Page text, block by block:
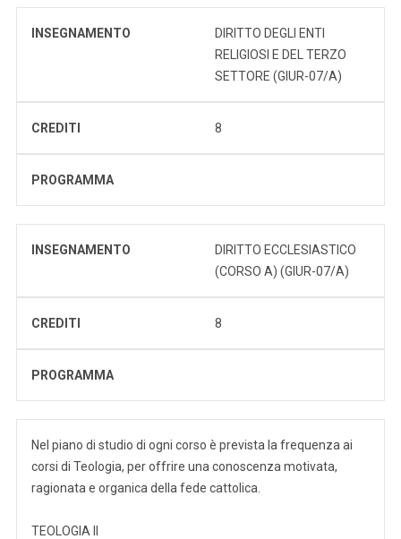
INSEGNAMENTO
DIRITTO DEGLI ENTI
RELIGIOSI E DEL TERZO
SETTORE (GIUR-07/A)
CREDITI 8
PROGRAMMA
INSEGNAMENTO
DIRITTO ECCLESIASTICO
(CORSO A) (GIUR-07/A)
CREDITI 8
PROGRAMMA
Nel piano di studio di ogni corso è prevista la frequenza ai
corsi di Teologia, per offrire una conoscenza motivata,
ragionata e organica della fede cattolica.
TEOLOGIA II